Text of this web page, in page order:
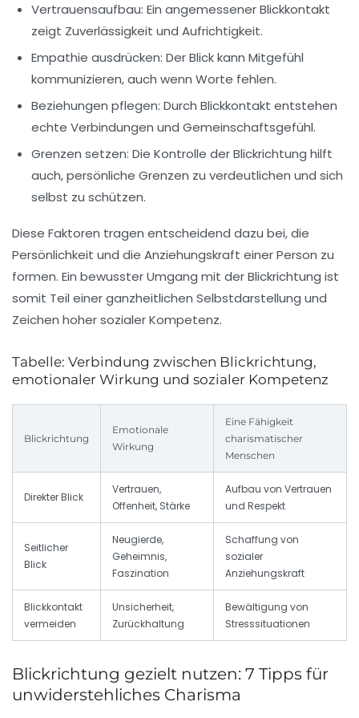
Vertrauensaufbau: Ein angemessener Blickkontakt
zeigt Zuverlässigkeit und Aufrichtigkeit.
Empathie ausdrücken: Der Blick kann Mitgefühl
kommunizieren, auch wenn Worte fehlen.
Beziehungen pflegen: Durch Blickkontakt entstehen
echte Verbindungen und Gemeinschaftsgefühl.
Grenzen setzen: Die Kontrolle der Blickrichtung hilft
auch, persönliche Grenzen zu verdeutlichen und sich
selbst zu schützen.
Diese Faktoren tragen entscheidend dazu bei, die
Persönlichkeit und die Anziehungskraft einer Person zu
formen. Ein bewusster Umgang mit der Blickrichtung ist
somit Teil einer ganzheitlichen Selbstdarstellung und
Zeichen hoher sozialer Kompetenz.
Tabelle: Verbindung zwischen Blickrichtung,
emotionaler Wirkung und sozialer Kompetenz
Blickrichtung
Emotionale
Wirkung
Eine Fähigkeit
charismatischer
Menschen
Direkter Blick
Vertrauen,
Offenheit, Stärke
Aufbau von Vertrauen
und Respekt
Seitlicher
Blick
Neugierde,
Geheimnis,
Faszination
Schaffung von
sozialer
Anziehungskraft
Blickkontakt
vermeiden
Unsicherheit,
Zurückhaltung
Bewältigung von
Stresssituationen
Blickrichtung gezielt nutzen: 7 Tipps für
unwiderstehliches Charisma